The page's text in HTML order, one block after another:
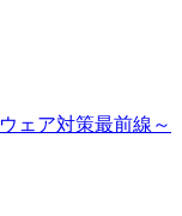
ェア対策最前線～